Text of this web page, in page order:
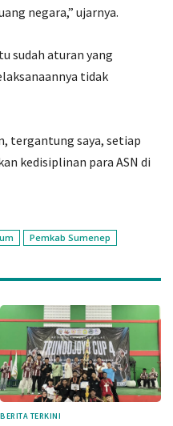
negara,” ujarnya.
sudah aturan yang
tidak
tergantung saya, setiap
kedisiplinan para ASN di
Pemkab Sumenep
BERITA TERKINI